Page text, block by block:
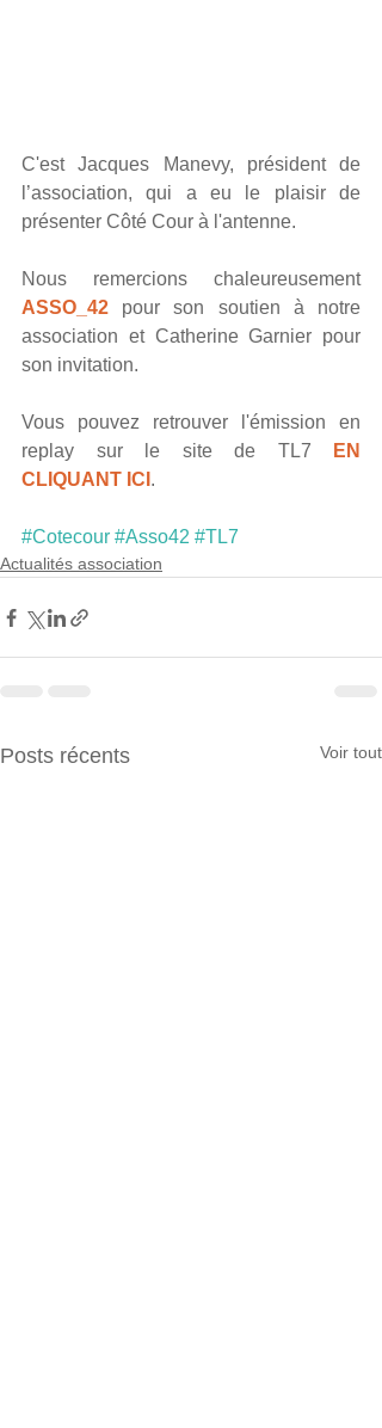
C'est Jacques Manevy, président de
l’association, qui a eu le plaisir de
présenter Côté Cour à l'antenne.
Nous remercions chaleureusement
ASSO_42 pour son soutien à notre
association et Catherine Garnier pour
son invitation.
Vous pouvez retrouver l'émission en
replay sur le site de TL7
EN
CLIQUANT ICI .
#Cotecour #Asso42 #TL7
Actualités association
Posts récents Voir tout